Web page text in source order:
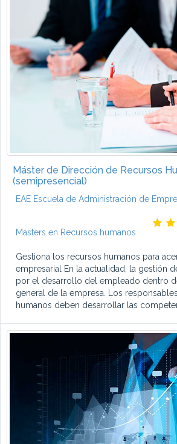
Máster de Dirección de Recursos
(semipresencial)
EAE Escuela de Administración de
Másters en Recursos humanos
Gestiona los recursos humanos para
empresarial En la actualidad, la gestión
por el desarrollo del empleado dentro
general de la empresa. Los
humanos deben desarrollar las